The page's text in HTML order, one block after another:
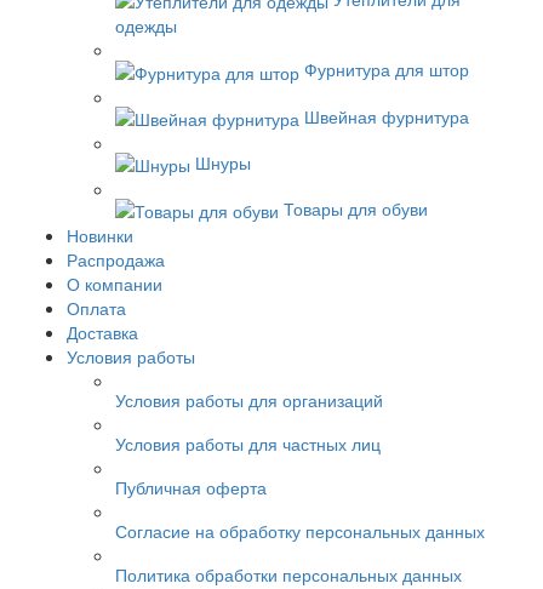
одежды
Фурнитура для штор
Швейная фурнитура
Шнуры
Товары для обуви
Новинки
Распродажа
О компании
Оплата
Доставка
Условия работы
Условия работы для организаций
Условия работы для частных лиц
Публичная оферта
Согласие на обработку персональных данных
Политика обработки персональных данных